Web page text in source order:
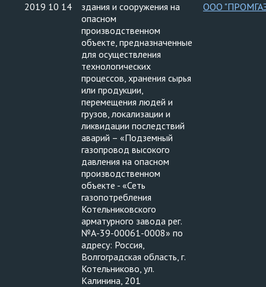
2019 10 14
здания и сооружения на
опасном
производственном
объекте, предназначенные
для осуществления
технологических
процессов, хранения сырья
или продукции,
перемещения людей и
грузов, локализации и
ликвидации последствий
аварий – «Подземный
газопровод высокого
давления на опасном
производственном
объекте - «Сеть
газопотребления
Котельниковского
арматурного завода рег.
№А-39-00061-0008» по
адресу: Россия,
Волгоградская область, г.
Котельниково, ул.
Калинина, 201
ООО